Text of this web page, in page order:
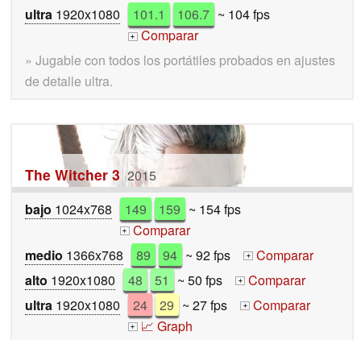
ultra 1920x1080 101.1 106.7 ~ 104 fps
+ Comparar
» Jugable con todos los portátiles probados en ajustes
de detalle ultra.
The Witcher 3 2015
bajo 1024x768 149 159 ~ 154 fps
+ Comparar
medio 1366x768 89 94 ~ 92 fps + Comparar
alto 1920x1080 48 51 ~ 50 fps + Comparar
ultra 1920x1080 24 29 ~ 27 fps + Comparar
+ 📈 Graph